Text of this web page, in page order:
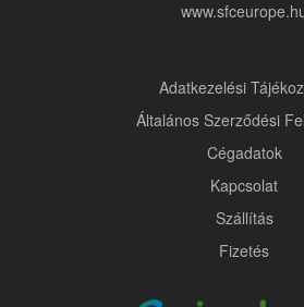
Adatkezelési
Általános Szerződési
Cégadatok
Kapcsolat
Szállítás
Fizetés